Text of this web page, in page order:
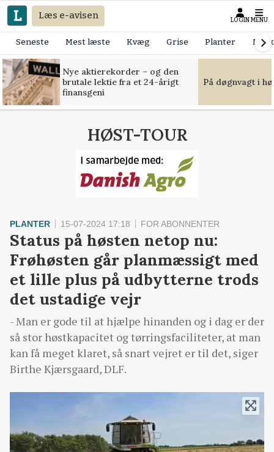
Læs e-avisen LOGIN MENU
Seneste Mest læste Kvæg Grise Planter
Nye aktierekorder – og den
brutale lektie fra et 24-årigt
finansgeni
På døgnvagt i
HØST-TOUR
PLANTER 15-07-2024 17:18 FOR ABONNENTER
Status på høsten netop nu:
Frøhøsten går planmæssigt med
et lille plus på udbytterne trods
det ustadige vejr
- Man er gode til at hjælpe hinanden og i dag er der
så stor høstkapacitet og tørringsfaciliteter, at man
kan få meget klaret, så snart vejret er til det, siger
Birthe Kjærsgaard, DLF.